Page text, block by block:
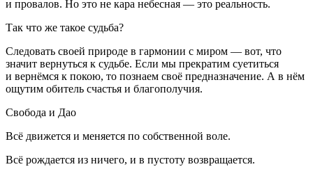
и провалов. Но это не кара небесная — это реальность.
Так что же такое судьба?
Следовать своей природе в гармонии с миром — вот, что
значит вернуться к судьбе. Если мы прекратим суетиться
и вернёмся к покою, то познаем своё предназначение. А в нём
ощутим обитель счастья и благополучия.
Свобода и Дао
Всё движется и меняется по собственной воле.
Всё рождается из ничего, и в пустоту возвращается.